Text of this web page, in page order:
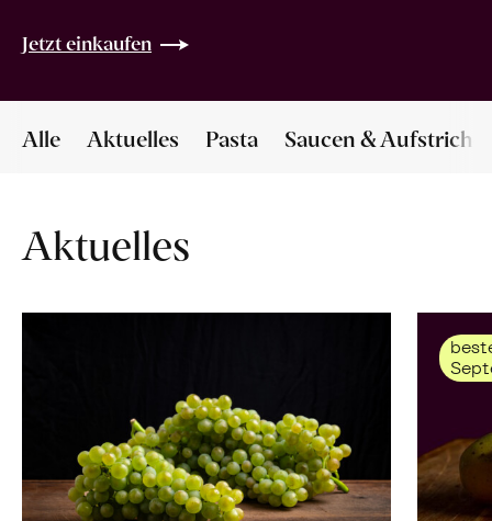
Jetzt einkaufen
Alle Aktuelles Pasta Saucen & Aufstriche
Aktuelles